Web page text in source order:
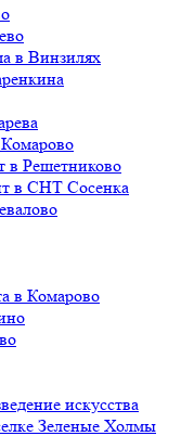
в Винзилях
в Решетниково
в СНТ Сосенка
в Комарово
искусства
Зеленые Холмы